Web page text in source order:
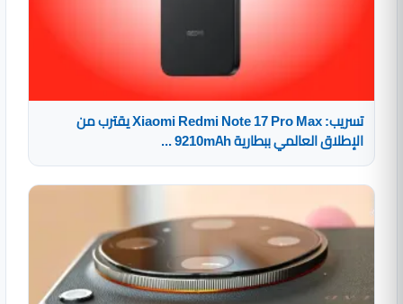
تسريب: Xiaomi Redmi Note 17 Pro Max يقترب من
الإطلاق العالمي ببطارية 9210mAh ...